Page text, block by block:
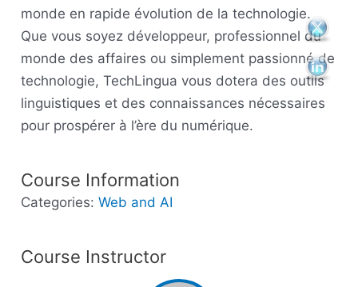
monde en rapide évolution de la technologie.
Que vous soyez développeur, professionnel du
monde des affaires ou simplement passionné de
technologie, TechLingua vous dotera des outils
linguistiques et des connaissances nécessaires
pour prospérer à l’ère du numérique.
Course Information
Categories:Web and AI
Course Instructor